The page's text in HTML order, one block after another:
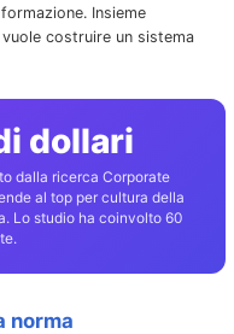
Insieme
costruire un sistema
dollari
dalla ricerca Corporate
al top per cultura della
Lo studio ha coinvolto 60
norma